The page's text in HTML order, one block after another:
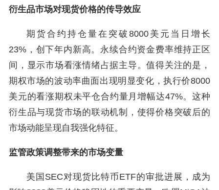
衍生品市场对现货价格的传导效应
期货合约持仓量在突破8000美元当日增长
23%，创下年内新高。永续合约资金费率维持正区
间，显示市场看涨情绪占据主导。值得关注的是，
期权市场的波动率曲面出现明显变化，执行价8000
美元的看涨期权未平仓合约量月增幅达47%。这种
衍生品与现货市场的联动机制，使得价格突破后的
市场动能呈现自我强化特征。
监管政策调整带来的市场变量
美国SEC对现货比特币ETF的审批进展，成为